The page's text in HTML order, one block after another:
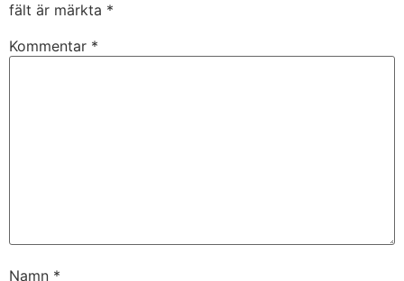
fält är märkta *
Kommentar *
Namn *